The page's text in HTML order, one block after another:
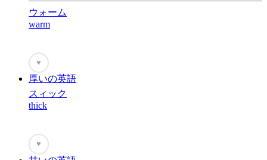
ウォーム
warm
♥
厚いの英語
スィック
thick
♥